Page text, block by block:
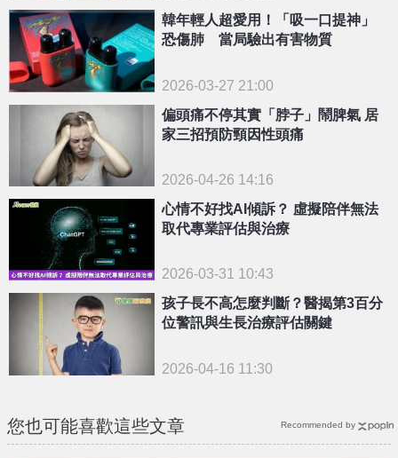
韓年輕人超愛用！「吸一口提神」
恐傷肺 當局驗出有害物質
2026-03-27 21:00
偏頭痛不停其實「脖子」鬧脾氣 居
家三招預防頸因性頭痛
2026-04-26 14:16
心情不好找AI傾訴？ 虛擬陪伴無法
取代專業評估與治療
2026-03-31 10:43
孩子長不高怎麼判斷？醫揭第3百分
位警訊與生長治療評估關鍵
2026-04-16 11:30
您也可能喜歡這些文章 Recommended by